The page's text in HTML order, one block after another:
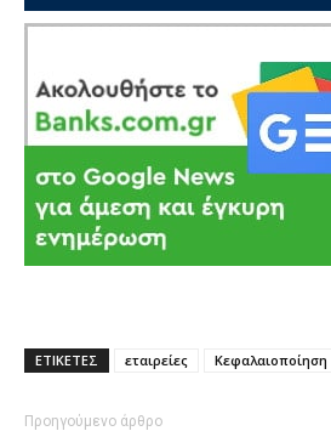
ΕΤΙΚΕΤΕΣ εταιρείες Κεφαλαιοποίηση
Προηγούμενο άρθρο